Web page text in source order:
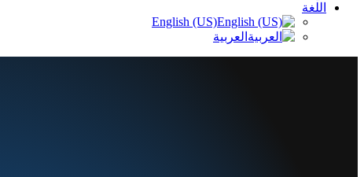
اللغة
English (US)
العربية